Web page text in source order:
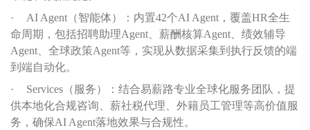
·
AI Agent（智能体）：内置42个AI Agent，覆盖HR全生
命周期，包括招聘助理Agent、薪酬核算Agent、绩效辅导
Agent、全球政策Agent等，实现从数据采集到执行反馈的端
到端自动化。
·
Services（服务）：结合易薪路专业全球化服务团队，提
供本地化合规咨询、薪社税代理、外籍员工管理等高价值服
务，确保AI Agent落地效果与合规性。